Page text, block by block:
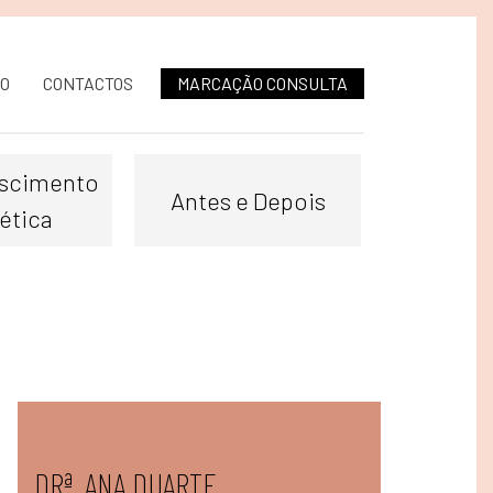
CONTACTOS MARCAÇÃO CONSULTA
Antes e Depois
DRª. ANA DUARTE